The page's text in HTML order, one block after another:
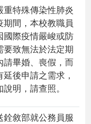
重特殊傳染性肺炎
期間，本校教職員
國際疫情嚴峻或防
要致無法於法定期
請畢婚、喪假，而
延後申請之需求，
說明，請查照。
銓敘部就公務員服